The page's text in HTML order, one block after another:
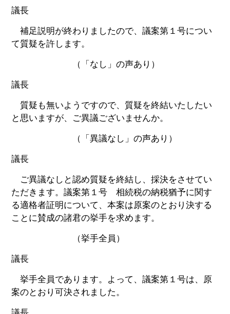
議長
補足説明が終わりましたので、議案第１号につい
て質疑を許します。
（「なし」の声あり）
議長
質疑も無いようですので、質疑を終結いたしたい
と思いますが、ご異議ございませんか。
（「異議なし」の声あり）
議長
ご異議なしと認め質疑を終結し、採決をさせてい
ただきます。議案第１号 相続税の納税猶予に関す
る適格者証明について、本案は原案のとおり決する
ことに賛成の諸君の挙手を求めます。
（挙手全員）
議長
挙手全員であります。よって、議案第１号は、原
案のとおり可決されました。